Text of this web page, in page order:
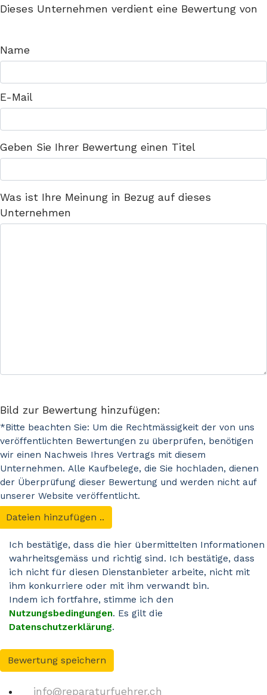
Dieses Unternehmen verdient eine Bewertung von
Name
E-Mail
Geben Sie Ihrer Bewertung einen Titel
Was ist Ihre Meinung in Bezug auf dieses
Unternehmen
Bild zur Bewertung hinzufügen:
*Bitte beachten Sie: Um die Rechtmässigkeit der von uns
veröffentlichten Bewertungen zu überprüfen, benötigen
wir einen Nachweis Ihres Vertrags mit diesem
Unternehmen. Alle Kaufbelege, die Sie hochladen, dienen
der Überprüfung dieser Bewertung und werden nicht auf
unserer Website veröffentlicht.
Dateien hinzufügen ..
Ich bestätige, dass die hier übermittelten Informationen
wahrheitsgemäss und richtig sind. Ich bestätige, dass
ich nicht für diesen Dienstanbieter arbeite, nicht mit
ihm konkurriere oder mit ihm verwandt bin.
Indem ich fortfahre, stimme ich den
Nutzungsbedingungen. Es gilt die
Datenschutzerklärung.
Bewertung speichern
info@reparaturfuehrer.ch